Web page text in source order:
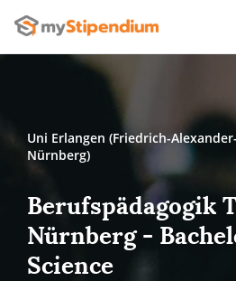
Uni Erlangen (Friedrich-
Nürnberg)
Berufspädagogik
Nürnberg -
Science